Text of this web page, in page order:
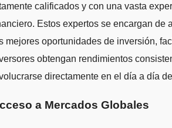
calificados y con una vasta
Estos expertos se encargan de
mejores oportunidades de inversión,
obtengan rendimientos
directamente en el día a día
a Mercados Globales